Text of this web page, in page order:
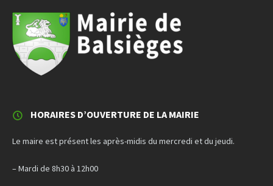
HORAIRES D’OUVERTURE DE LA MAIRIE
Le maire est présent les après-midis du mercredi et du jeudi.
– Mardi de 8h30 à 12h00